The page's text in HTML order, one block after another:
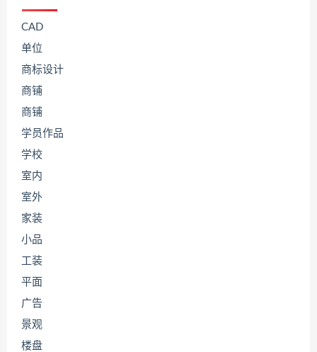
CAD
单位
商标设计
商铺
商铺
学员作品
学校
室内
室外
家装
小品
工装
平面
广告
景观
楼盘